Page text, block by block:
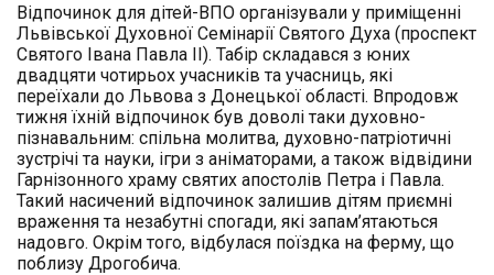
Відпочинок для дітей-ВПО організували у приміщенні
Львівської Духовної Семінарії Святого Духа (проспект
Святого Івана Павла ІІ). Табір складався з юних
двадцяти чотирьох учасників та учасниць, які
переїхали до Львова з Донецької області. Впродовж
тижня їхній відпочинок був доволі таки духовно-
пізнавальним: спільна молитва, духовно-патріотичні
зустрічі та науки, ігри з аніматорами, а також відвідини
Гарнізонного храму святих апостолів Петра і Павла.
Такий насичений відпочинок залишив дітям приємні
враження та незабутні спогади, які запам’ятаються
надовго. Окрім того, відбулася поїздка на ферму, що
поблизу Дрогобича.